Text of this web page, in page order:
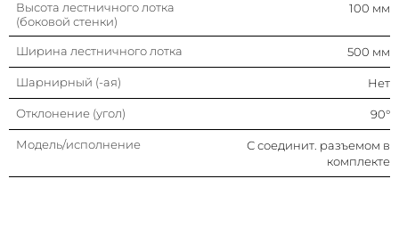
Высота лестничного лотка
(боковой стенки)
100 мм
Ширина лестничного лотка 500 мм
Шарнирный (-ая) Нет
Отклонение (угол) 90°
Модель/исполнение
С соединит. разъемом в
комплекте